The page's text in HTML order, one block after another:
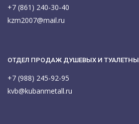
+7 (861) 240-30-40
kzm2007@mail.ru
ОТДЕЛ ПРОДАЖ ДУШЕВЫХ И
+7 (988) 245-92-95
kvb@kubanmetall.ru